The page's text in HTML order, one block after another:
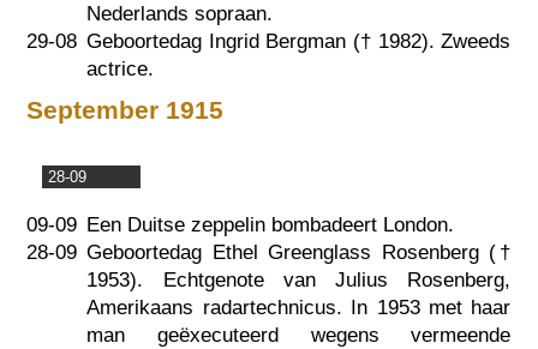
Nederlands sopraan.
29-08 Geboortedag Ingrid Bergman († 1982). Zweeds
actrice.
September 1915
28-09
09-09 Een Duitse zeppelin bombadeert London.
28-09 Geboortedag Ethel Greenglass Rosenberg (†
1953). Echtgenote van Julius Rosenberg,
Amerikaans radartechnicus. In 1953 met haar
man geëxecuteerd wegens vermeende